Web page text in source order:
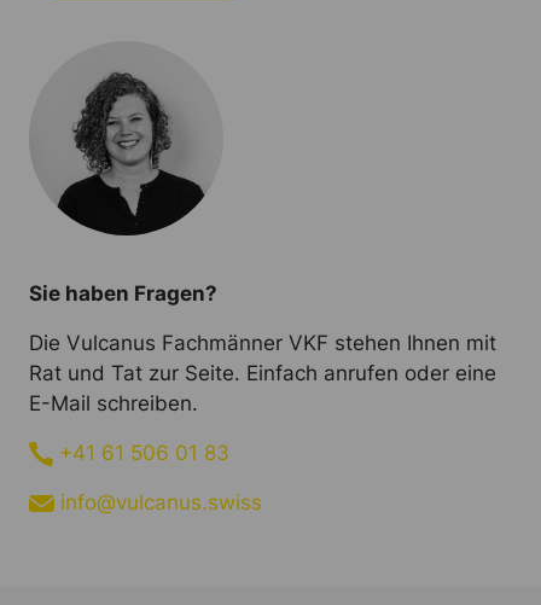
Sie haben Fragen?
Die Vulcanus Fachmänner VKF stehen Ihnen mit
Rat und Tat zur Seite. Einfach anrufen oder eine
E-Mail schreiben.
+41 61 506 01 83
info@vulcanus.swiss